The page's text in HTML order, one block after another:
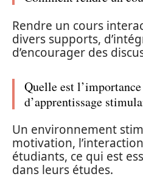
Rendre un cours
divers supports,
d’encourager des
Quelle est
d’apprentissage
Un environnement
motivation,
étudiants, ce qui est
dans leurs études.